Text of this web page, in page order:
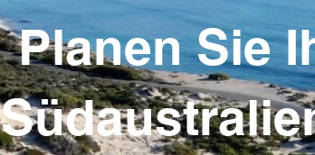
​Planen Sie